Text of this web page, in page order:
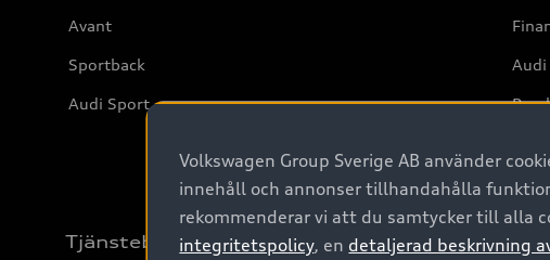
Avant
Sportback
Audi Sport
Audi
Tjänstebil
Volkswagen Group Sverige AB använder
innehåll och annonser tillhandahålla
rekommenderar vi att du samtycker till alla
integritetspolicy, en detaljerad beskrivning